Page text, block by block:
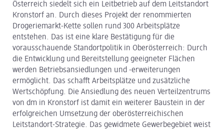
Österreich siedelt sich ein Leitbetrieb auf dem Leitstandort
Kronstorf an. Durch dieses Projekt der renommierten
Drogeriemarkt-Kette sollen rund 300 Arbeitsplätze
entstehen. Das ist eine klare Bestätigung für die
vorausschauende Standortpolitik in Oberösterreich: Durch
die Entwicklung und Bereitstellung geeigneter Flächen
werden Betriebsansiedlungen und -erweiterungen
ermöglicht. Das schafft Arbeitsplätze und zusätzliche
Wertschöpfung. Die Ansiedlung des neuen Verteilzentrums
von dm in Kronstorf ist damit ein weiterer Baustein in der
erfolgreichen Umsetzung der oberösterreichischen
Leitstandort-Strategie. Das gewidmete Gewerbegebiet weist